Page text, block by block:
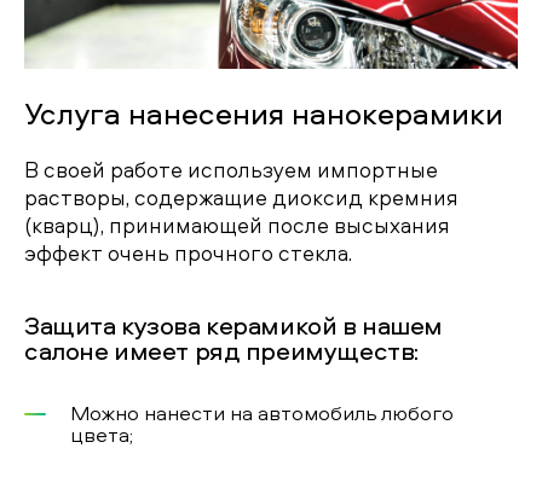
Услуга нанесения нанокерамики
В своей работе используем импортные
растворы, содержащие диоксид кремния
(кварц), принимающей после высыхания
эффект очень прочного стекла.
Защита кузова керамикой в нашем
салоне имеет ряд преимуществ:
Можно нанести на автомобиль любого
цвета;